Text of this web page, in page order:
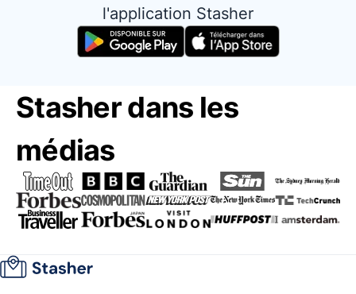
l'application Stasher
Stasher dans les
médias